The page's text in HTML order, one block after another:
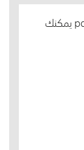
عذراً متصفحك لا يدعم استعراض ملفات pdf يمكنك